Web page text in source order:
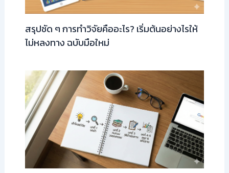
สรุปชัด ๆ การทำวิจัยคืออะไร? เริ่มต้นอย่างไรให้
ไม่หลงทาง ฉบับมือใหม่